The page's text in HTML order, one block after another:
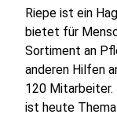
Riepe ist ein
bietet für
Sortiment an
anderen Hilfen
120 Mitarbeiter.
ist heute